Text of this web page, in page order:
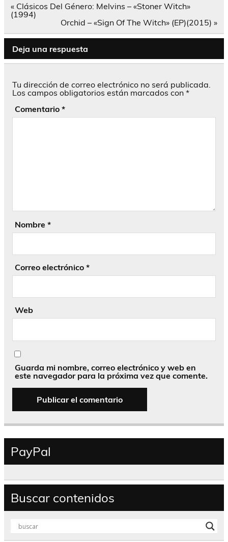
Navegación
de
entradas
« Clásicos Del Género: Melvins – «Stoner Witch»
(1994)
Orchid – «Sign Of The Witch» (EP)(2015) »
Deja una respuesta
Tu dirección de correo electrónico no será publicada.
Los campos obligatorios están marcados con *
Comentario *
Nombre *
Correo electrónico *
Web
Guarda mi nombre, correo electrónico y web en
este navegador para la próxima vez que comente.
PayPal
Buscar contenidos